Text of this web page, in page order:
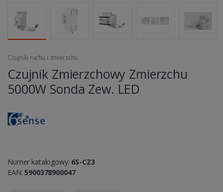
Czujniki ruchu i zmierzchu
Czujnik Zmierzchowy Zmierzchu
5000W Sonda Zew. LED
Numer katalogowy: 6S-CZ3
EAN:5900378900047